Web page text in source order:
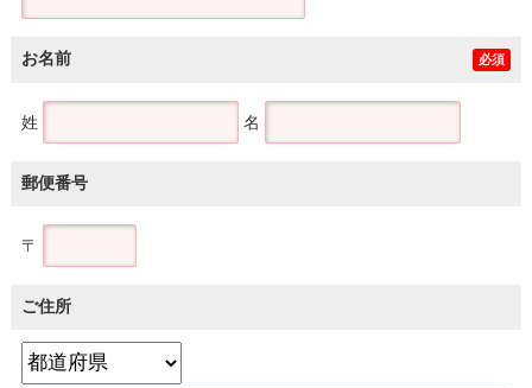
お名前 必須
姓 名
郵便番号
〒
ご住所